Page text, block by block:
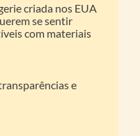
criada nos EUA
se sentir
com materiais
e